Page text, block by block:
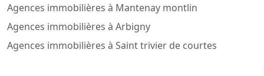
Agences immobilières à Mantenay montlin
Agences immobilières à Arbigny
Agences immobilières à Saint trivier de courtes